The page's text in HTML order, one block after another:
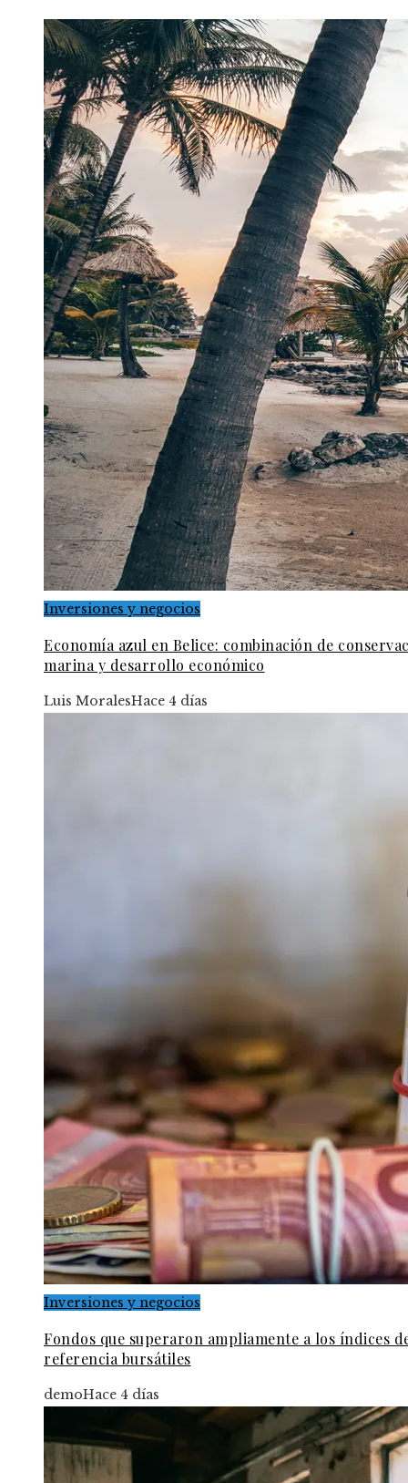
Inversiones y negocios
Economía azul en Belice: combinación de
marina y desarrollo económico
Luis MoralesHace 4 días
Inversiones y negocios
Fondos que superaron ampliamente a los índices
referencia bursátiles
demoHace 4 días